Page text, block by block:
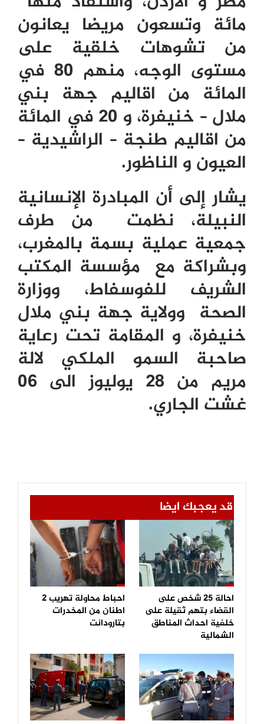
مائة وتسعون مريضا يعانون
من تشوهات خلقية على
مستوى الوجه، منهم 80 في
المائة من اقاليم جهة بني
ملال – خنيفرة، و 20 في المائة
من اقاليم طنجة – الراشيدية –
العيون و الناظور.
يشار إلى أن المبادرة الإنسانية
النبيلة، نظمت من طرف
جمعية عملية بسمة بالمغرب،
وبشراكة مع مؤسسة المكتب
الشريف للفوسفاط، ووزارة
الصحة وولاية جهة بني ملال
خنيفرة، و المقامة تحت رعاية
صاحبة السمو الملكي لالة
مريم من 28 يوليوز الى 06
غشت الجاري.
قد يعجبك ايضا
احالة 25 شخص على
القضاء بتهم ثقيلة على
خلفية احداث المناطق
الشمالية
احباط محاولة تهريب 2
اطنان من المخدرات
بتارودانت